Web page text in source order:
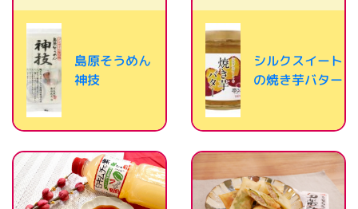
島原そうめん
神技
シルクスイート
の焼き芋バター